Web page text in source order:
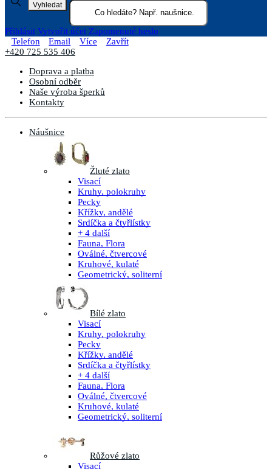
Vyhledat
Přihlásit Vytvořit účet Zapomenuté heslo
Telefon
Email Více
Zavřít
+420 725 535 406
Doprava a platba
Osobní odběr
Naše výroba šperků
Kontakty
Náušnice
Žluté zlato
Visací
Kruhy, polokruhy
Pecky
Křížky, andělé
Srdíčka a čtyřlístky
+ 4 další
Fauna, Flora
Oválné, čtvercové
Kruhové, kulaté
Geometrický, soliterní
Bílé zlato
Visací
Kruhy, polokruhy
Pecky
Křížky, andělé
Srdíčka a čtyřlístky
+ 4 další
Fauna, Flora
Oválné, čtvercové
Kruhové, kulaté
Geometrický, soliterní
Růžové zlato
Visací